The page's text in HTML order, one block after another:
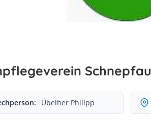
Schnepfau
Übelher Philipp